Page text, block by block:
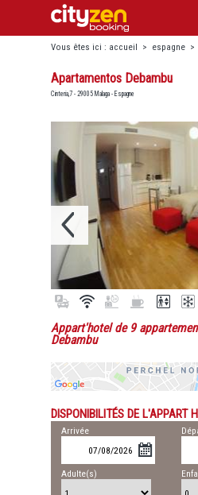
Vous êtes ici : accueil > espagne >
debambu
Apartamentos Debambu
Cinteria,7 - 29005 Malaga - Espagne
Appart'hotel de 9
Debambu
DISPONIBILITÉS DE L'APPART
Arrivée
Adulte(s)